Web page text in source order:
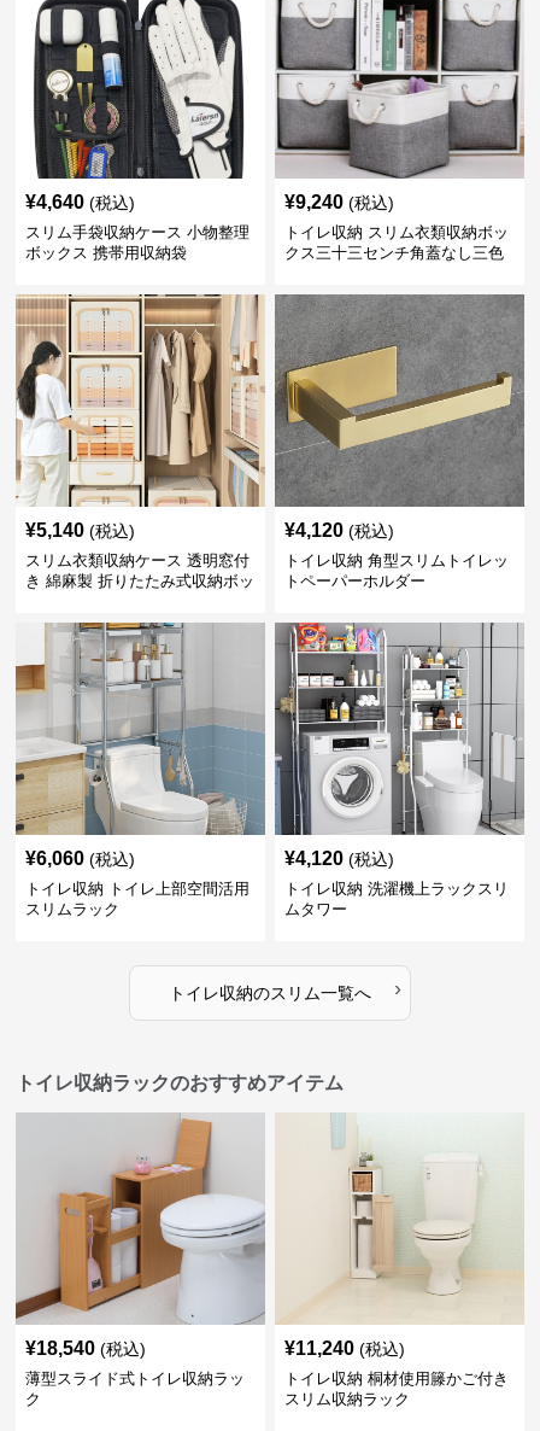
¥4,640 (税込)
スリム手袋収納ケース 小物整理
ボックス 携帯用収納袋
¥9,240 (税込)
トイレ収納 スリム衣類収納ボッ
クス三十三センチ角蓋なし三色
¥5,140 (税込)
スリム衣類収納ケース 透明窓付
き 綿麻製 折りたたみ式収納ボッ
¥4,120 (税込)
トイレ収納 角型スリムトイレッ
トペーパーホルダー
¥6,060 (税込)
トイレ収納 トイレ上部空間活用
スリムラック
¥4,120 (税込)
トイレ収納 洗濯機上ラックスリ
ムタワー
トイレ収納のスリム一覧へ ›
トイレ収納ラックのおすすめアイテム
¥18,540 (税込)
薄型スライド式トイレ収納ラッ
ク
¥11,240 (税込)
トイレ収納 桐材使用籐かご付き
スリム収納ラック